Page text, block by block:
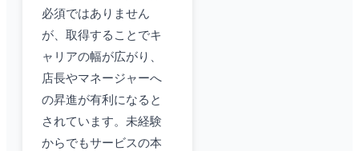
必須ではありません
が、取得することでキ
ャリアの幅が広がり、
店長やマネージャーへ
の昇進が有利になると
されています。未経験
からでもサービスの本